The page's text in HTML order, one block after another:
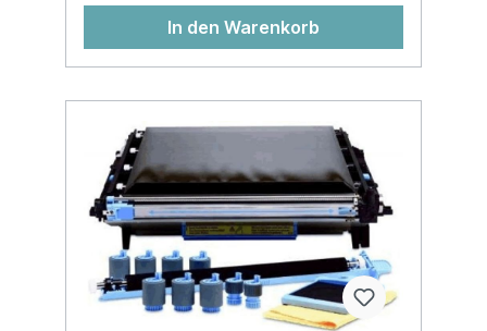
In den Warenkorb